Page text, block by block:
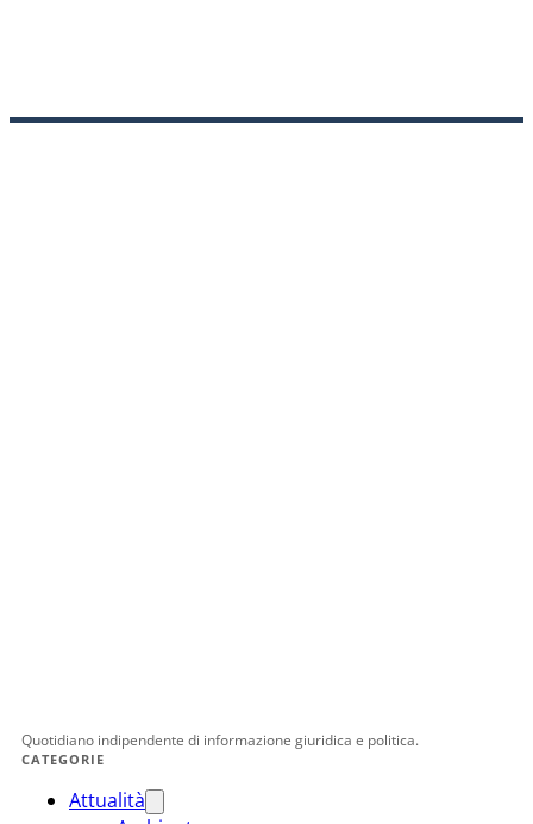
Quotidiano indipendente di informazione giuridica e politica.
CATEGORIE
Attualità